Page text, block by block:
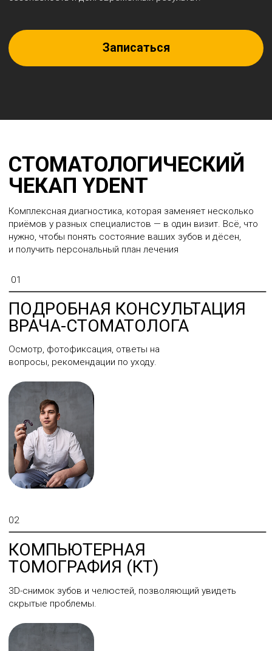
РЕЗУЛЬТАТ
Вы получаете полное понимание состояния
полости рта и уверенность, что лечение будет
ИНДИВИДУАЛЬНЫЙ ПЛАН
ЛЕЧЕНИЯ
Пошаговый прогноз, сроки, стоимость
и возможные варианты терапии.
ТОМОГРАФИЯ (КТ)